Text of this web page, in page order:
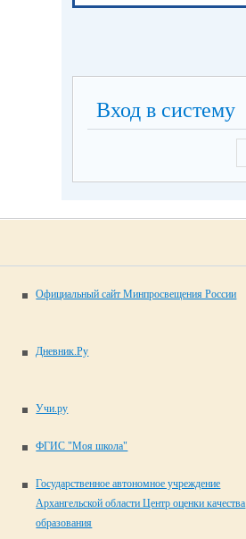
Вход в систему
Официальный сайт Минпросвещения России
Дневник.Ру
Учи.ру
ФГИС "Моя школа"
Государственное автономное учреждение
Архангельской области Центр оценки качества
образования